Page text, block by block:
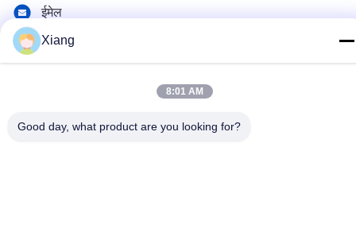
ईमेल
info@hypet.com.cn
पता
रूम 2205 एंजेल बिल्डिंग 4 रोड बागुआ, शेन्ज़ेन, चीन
Xiang
8:01 AM
Good day, what product are you looking for?